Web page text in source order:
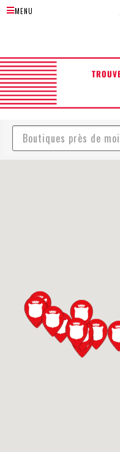
MENU
30
Voir
toutes
les
boutiques